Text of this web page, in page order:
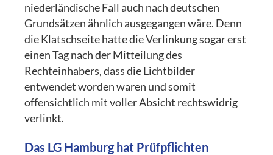
niederländische Fall auch nach deutschen
Grundsätzen ähnlich ausgegangen wäre. Denn
die Klatschseite hatte die Verlinkung sogar erst
einen Tag nach der Mitteilung des
Rechteinhabers, dass die Lichtbilder
entwendet worden waren und somit
offensichtlich mit voller Absicht rechtswidrig
verlinkt.
Das LG Hamburg hat Prüfpflichten